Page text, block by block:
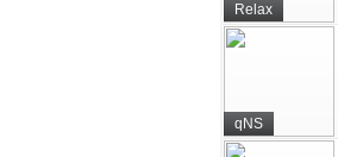
Relax
qNS